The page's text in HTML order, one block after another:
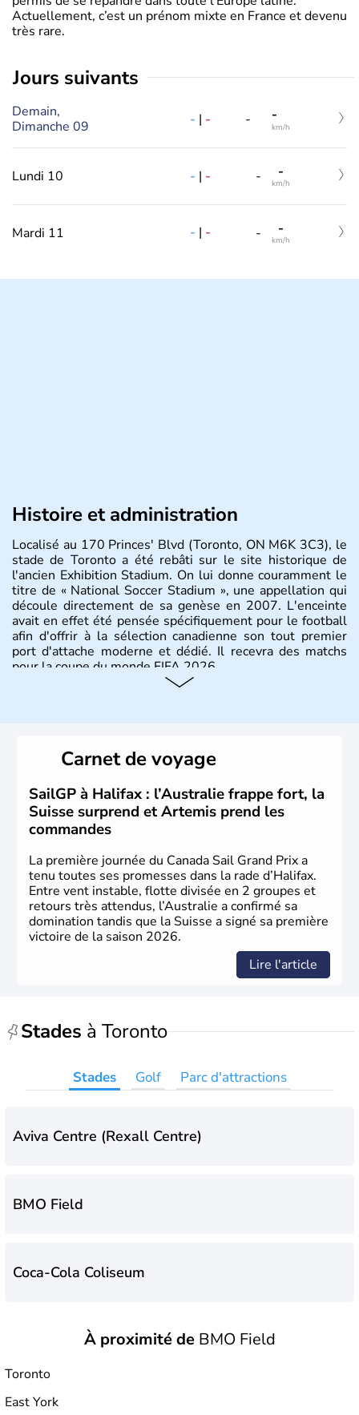
Actuellement, c’est un prénom mixte en France et devenu
très rare.
jours suivants
Demain,
Dimanche 09
- | - - -
km/h
Lundi 10 - | - - -
km/h
Mardi 11 - | - - -
km/h
Histoire et administration
Localisé au 170 Princes' Blvd (Toronto, ON M6K 3C3), le
stade de Toronto a été rebâti sur le site historique de
l'ancien Exhibition Stadium. On lui donne couramment le
titre de « National Soccer Stadium », une appellation qui
découle directement de sa genèse en 2007. L'enceinte
avait en effet été pensée spécifiquement pour le football
afin d'offrir à la sélection canadienne son tout premier
port d'attache moderne et dédié. Il recevra des matchs
pour la coupe du monde FIFA 2026.
Carnet de voyage
SailGP à Halifax : l’Australie frappe fort, la
Suisse surprend et Artemis prend les
commandes
La première journée du Canada Sail Grand Prix a
tenu toutes ses promesses dans la rade d’Halifax.
Entre vent instable, flotte divisée en 2 groupes et
retours très attendus, l’Australie a confirmé sa
domination tandis que la Suisse a signé sa première
victoire de la saison 2026.
Lire l'article
Stades à Toronto
Stades Golf Parc d'attractions
Aviva Centre (Rexall Centre)
BMO Field
Coca-Cola Coliseum
Scotiabank ArenaÀ proximité deBMO Field
Toronto
East York